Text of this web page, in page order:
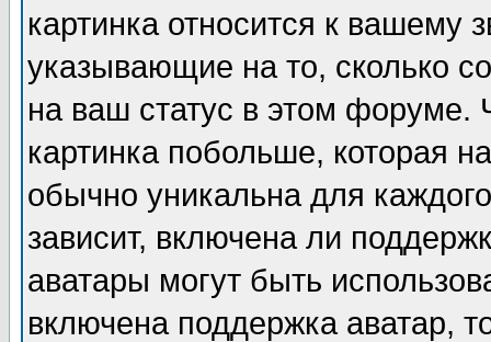
картинка относится к вашему
указывающие на то, сколько
на ваш статус в этом форуме.
картинка побольше, которая
обычно уникальна для
зависит, включена ли
аватары могут быть
включена поддержка аватар,